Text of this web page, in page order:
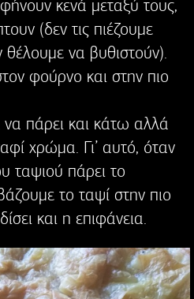
κενά μεταξύ τους,
(δεν τις πιέζουμε
θέλουμε να βυθιστούν).
φούρνο και στην πιο
πάρει και κάτω αλλά
χρώμα. Γι’ αυτό, όταν
ταψιού πάρει το
το ταψί στην πιο
και η επιφάνεια.